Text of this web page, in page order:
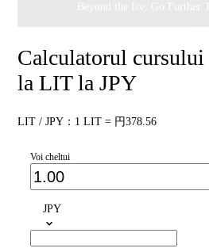
Beyond the Ice, Go Further
Calculatorul cursului
la LIT la JPY
LIT / JPY：1 LIT = 円378.56
Voi cheltui
JPY